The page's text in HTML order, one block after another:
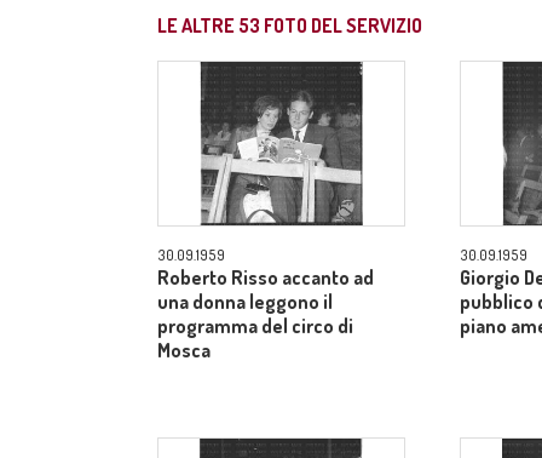
LE ALTRE 53 FOTO DEL SERVIZIO
30.09.1959
Roberto Risso accanto ad
una donna leggono il
programma del circo di
Mosca
30.09.1959
Giorgio
pubblico
piano